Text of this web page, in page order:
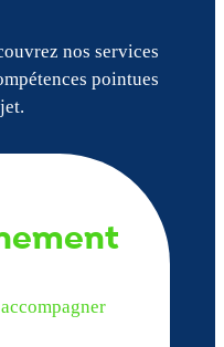
nos services
pointues